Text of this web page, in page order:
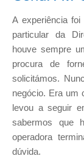
A experiência
particular da
houve sempre
procura de
solicitámos.
negócio. Era um
levou a seguir
sabermos que
operadora
dúvida.